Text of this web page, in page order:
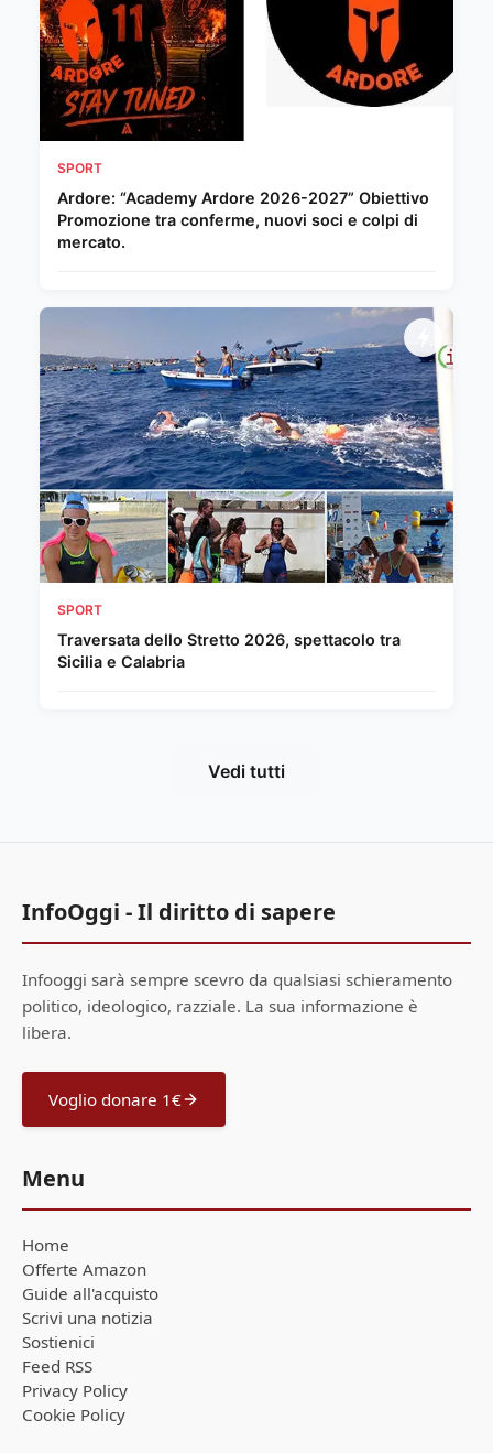
SPORT
Ardore: “Academy Ardore 2026-2027” Obiettivo
Promozione tra conferme, nuovi soci e colpi di
mercato.
SPORT
Traversata dello Stretto 2026, spettacolo tra
Sicilia e Calabria
Vedi tutti
InfoOggi - Il diritto di sapere
Infooggi sarà sempre scevro da qualsiasi schieramento
politico, ideologico, razziale. La sua informazione è
libera.
Voglio donare 1€
Menu
Home
Offerte Amazon
Guide all'acquisto
Scrivi una notizia
Sostienici
Feed RSS
Privacy Policy
Cookie Policy